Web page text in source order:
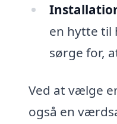
en hytte til
sørge for,
Ved at vælge
også en